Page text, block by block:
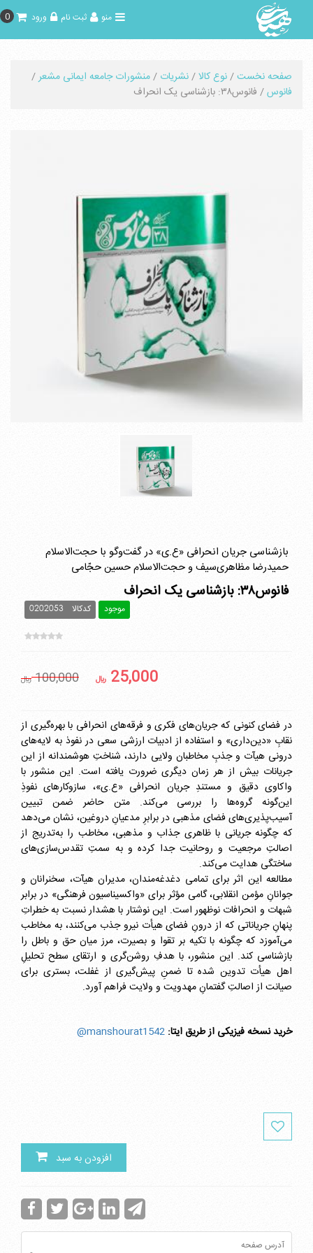
0 ورود ثبت نام منو
صفحه نخست/نوع کالا/نشریات /منشورات جامعه ایمانی مشعر/
فانوس/ فانوس۳۸: بازشناسی یک انحراف
بازشناسی جریان انحرافی «ع.ی» در گفت‌وگو با حجت‌الاسلام
حمیدرضا مظاهری‌سیف و حجت‌الاسلام حسین حجّامی
فانوس۳۸: بازشناسی یک انحراف
موجود کدکالا 0202053
25,000 ريال 100,000 ريال
در فضای کنونی که جریان‌های فکری و فرقه‌های انحرافی با بهره‌گیری از
نقابِ «دین‌داری» و استفاده از ادبیات ارزشی سعی در نفوذ به لایه‌های
درونی هیآت و جذبِ مخاطبان ولایی دارند، شناختِ هوشمندانه از این
جریانات بیش از هر زمان دیگری ضرورت یافته است. این منشور با
واکاوی دقیق و مستندِ جریان انحرافی «ع.ی»، سازوکارهای نفوذِ
این‌گونه گروه‌ها را بررسی می‌کند. متن حاضر ضمن تبیین
آسیب‌پذیری‌های فضای مذهبی در برابرِ مدعیانِ دروغین، نشان می‌دهد
که چگونه جریانی با ظاهری جذاب و مذهبی، مخاطب را به‌تدریج از
اصالتِ مرجعیت و روحانیت جدا کرده و به سمتِ تقدس‌سازی‌های
ساختگی هدایت می‌کند.
مطالعه این اثر برای تمامی دغدغه‌مندان، مدیران هیآت، سخنرانان و
جوانانِ مؤمن انقلابی، گامی مؤثر برای «واکسیناسیون فرهنگی» در برابر
شبهات و انحرافات نوظهور است. این نوشتار با هشدار نسبت به خطراتِ
پنهانِ جریاناتی که از درونِ فضای هیأت نیرو جذب می‌کنند، به مخاطب
می‌آموزد که چگونه با تکیه بر تقوا و بصیرت، مرز میان حق و باطل را
بازشناسی کند. این منشور، با هدفِ روشن‌گری و ارتقای سطح تحلیلِ
اهل هیأت تدوین شده تا ضمنِ پیش‌گیری از غفلت، بستری برای
صیانت از اصالتِ گفتمانِ مهدویت و ولایت فراهم آورد.
خرید نسخه فیزیکی از طریق ایتا: manshourat1542@
افزودن به سبد
آدرس صفحه